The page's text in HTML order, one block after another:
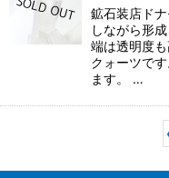
鉱石装店ド
しながら形
端は透明度
クォーツで
ます。 …